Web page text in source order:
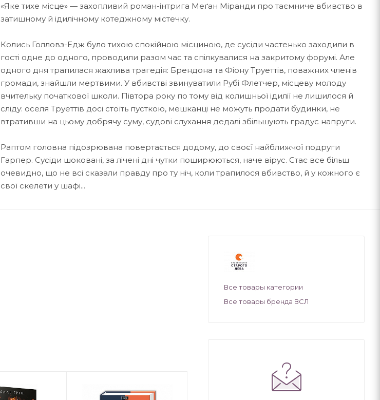
«Яке тихе місце» — захопливий роман-інтрига Меґан Міранди про таємниче вбивство в
затишному й ідилічному котеджному містечку.
Колись Голловз-Едж було тихою спокійною місциною, де сусіди час­тенько заходили в
гості одне до одного, проводили разом час та спілкувалися на закритому форумі. Але
одного дня трапилася жахлива трагедія: Брендона та Фіону Труеттів, поважних членів
громади, знайшли мерт­вими. У вбивстві звинуватили Рубі Флетчер, місцеву молоду
вчительку початкової школи. Півтора року по тому від колишньої ідилії не лишилося й
сліду: оселя Труеттів досі стоїть пусткою, мешканці не можуть продати будинки, не
втративши на цьому добрячу суму, судові слухання дедалі збільшують градус напруги.
Раптом головна підозрювана повертається додому, до своєї найближчої подруги
Гарпер. Сусіди шоковані, за лічені дні чутки поширюються, наче вірус. Стає все більш
очевидно, що не всі сказали правду про ту ніч, коли трапилося вбивство, й у кожного є
свої скелети у шафі...
Все товары категории
Все товары бренда ВСЛ